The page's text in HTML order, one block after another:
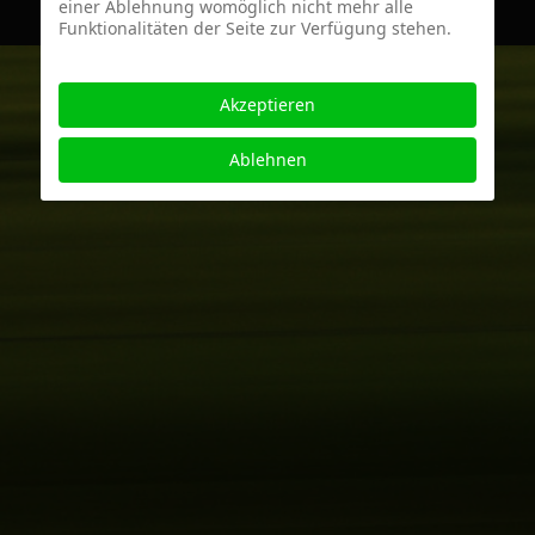
einer Ablehnung womöglich nicht mehr alle
Funktionalitäten der Seite zur Verfügung stehen.
Akzeptieren
Ablehnen